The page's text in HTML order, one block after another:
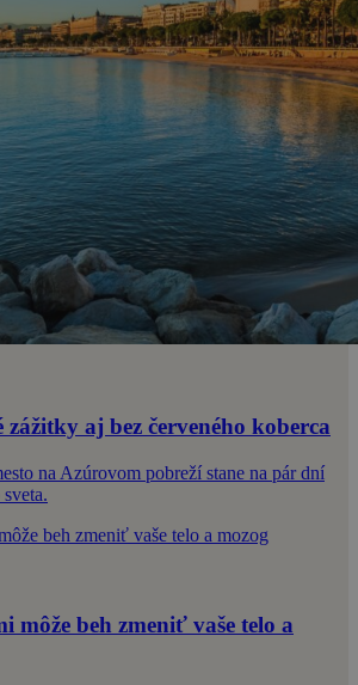
zážitky aj bez červeného koberca
na Azúrovom pobreží stane na pár dní
môže beh zmeniť vaše telo a